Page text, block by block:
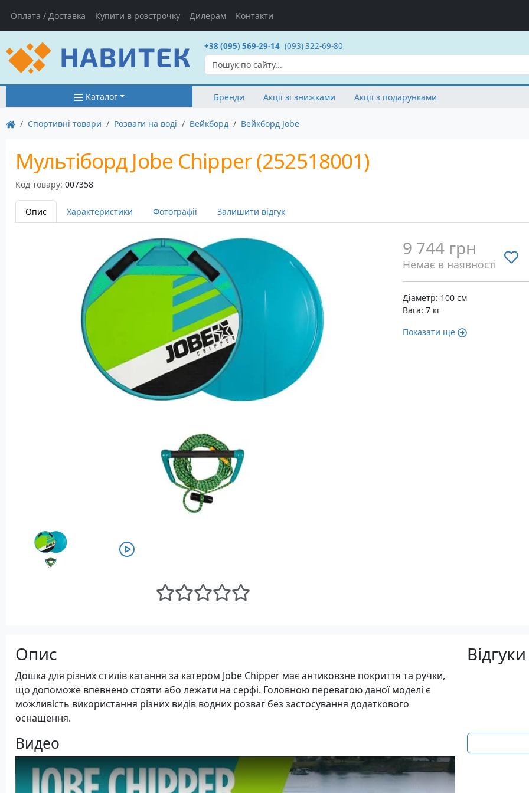
Оплата / Доставка Купити в розстрочку Дилерам Контакти
+38 (095) 569-29-14 (093) 322-69-80
Каталог Бренди Акції зі знижками Акції з подарунками
Спортивні товари Розваги на воді Вейкборд Вейкборд Jobe
Мультіборд Jobe Chipper (252518001)
Код товару: 007358
Опис Характеристики Фотографії Залишити відгук
9 744 грн
Немає в наявності
Діаметр: 100 см
Вага: 7 кг
Показати ще
Опис
Дошка для різних стилів катання за катером Jobe Chipper має антиковзне покриття та ручки,
що допоможе впевнено стояти або лежати на серфі. Головною перевагою даної моделі є
можливість використання різних видів водних розваг без застосування додаткового
оснащення.
Видео